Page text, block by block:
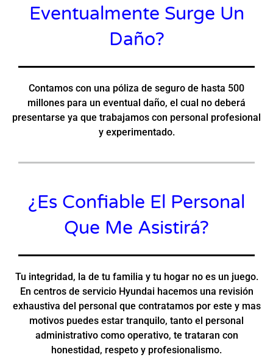
Eventualmente Surge Un
Daño?
Contamos con una póliza de seguro de hasta 500
millones para un eventual daño, el cual no deberá
presentarse ya que trabajamos con personal profesional
y experimentado.
¿Es Confiable El Personal
Que Me Asistirá?
Tu integridad, la de tu familia y tu hogar no es un juego.
En centros de servicio Hyundai hacemos una revisión
exhaustiva del personal que contratamos por este y mas
motivos puedes estar tranquilo, tanto el personal
administrativo como operativo, te trataran con
honestidad, respeto y profesionalismo.